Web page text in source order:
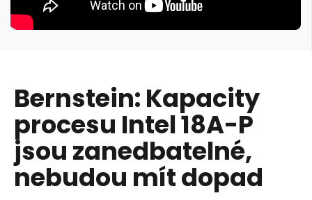
Bernstein: Kapacity
procesu Intel 18A-P
jsou zanedbatelné,
nebudou mít dopad